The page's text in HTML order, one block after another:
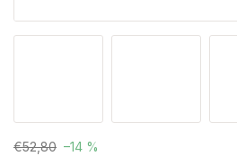
€52,80 –14 %